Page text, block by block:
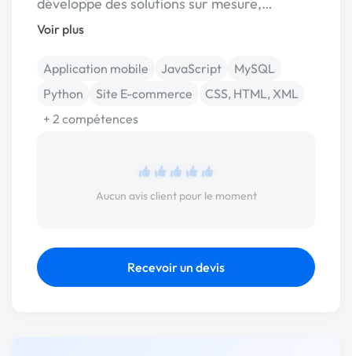
Voir plus
Application mobile JavaScript
MySQL
Python
Site E-commerce
CSS, HTML, XML
+ 2 compétences
Aucun avis client pour le moment
Recevoir un devis